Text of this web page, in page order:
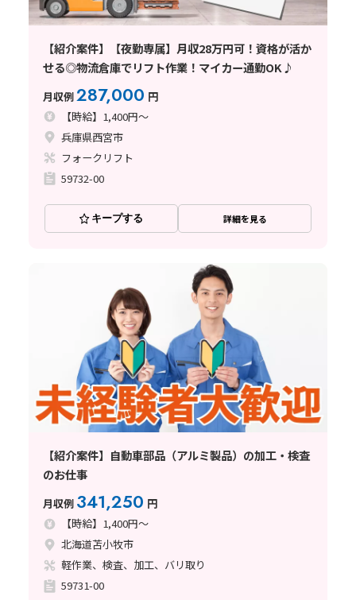
【紹介案件】【夜勤専属】月収28万円可！資格が活か
せる◎物流倉庫でリフト作業！マイカー通勤OK♪
月収例287,000 円
【時給】1,400円～
兵庫県西宮市
フォークリフト
59732-00
キープする 詳細を見る
【紹介案件】自動車部品（アルミ製品）の加工・検査
のお仕事
月収例 341,250 円
【時給】1,400円～
北海道苫小牧市
軽作業、検査、加工、バリ取り
59731-00